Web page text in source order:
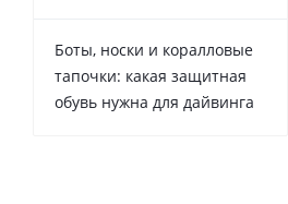
Боты, носки и коралловые
тапочки: какая защитная
обувь нужна для дайвинга